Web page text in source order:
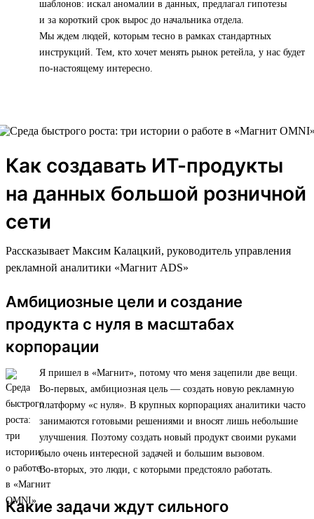
шаблонов: искал аномалии в данных, предлагал гипотезы
и за короткий срок вырос до начальника отдела.
Мы ждем людей, которым тесно в рамках стандартных
инструкций. Тем, кто хочет менять рынок ретейла, у нас будет
по-настоящему интересно.
Как создавать ИТ-продукты
на данных большой розничной
сети
Рассказывает Максим Калацкий, руководитель управления
рекламной аналитики «Магнит ADS»
Амбициозные цели и создание
продукта с нуля в масштабах
корпорации
Я пришел в «Магнит», потому что меня зацепили две вещи.
Во-первых, амбициозная цель — создать новую рекламную
платформу «с нуля». В крупных корпорациях аналитики часто
занимаются готовыми решениями и вносят лишь небольшие
улучшения. Поэтому создать новый продукт своими руками
было очень интересной задачей и большим вызовом.
Во-вторых, это люди, с которыми предстояло работать.
Какие задачи ждут сильного